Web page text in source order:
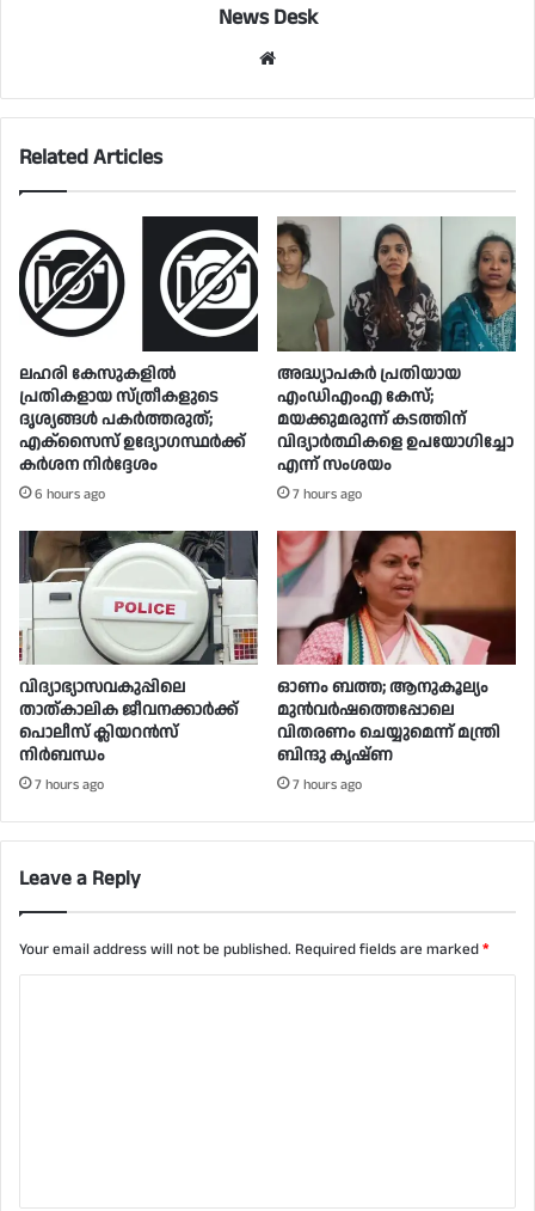
News Desk
Related Articles
ലഹരി കേസുകളിൽ
പ്രതികളായ സ്ത്രീകളുടെ
ദൃശ്യങ്ങൾ പകർത്തരുത്;
എക്‌സൈസ് ഉദ്യോഗസ്ഥർക്ക്
കർശന നിർദ്ദേശം
6 hours ago
അദ്ധ്യാപകർ പ്രതിയായ
എംഡിഎംഎ കേസ്;
മയക്കുമരുന്ന് കടത്തിന്
വിദ്യാർത്ഥികളെ ഉപയോ​ഗിച്ചോ
എന്ന് സംശയം
7 hours ago
വിദ്യാഭ്യാസവകുപ്പിലെ
താത്കാലിക ജീവനക്കാർക്ക്
പൊലീസ് ക്ലിയറൻസ്
നിർബന്ധം
7 hours ago
ഓണം ബത്ത; ആനുകൂല്യം
മുൻവർഷത്തെപ്പോലെ
വിതരണം ചെയ്യുമെന്ന് മന്ത്രി
ബിന്ദു കൃഷ്ണ
7 hours ago
Leave a Reply
Your email address will not be published. Required fields are marked*